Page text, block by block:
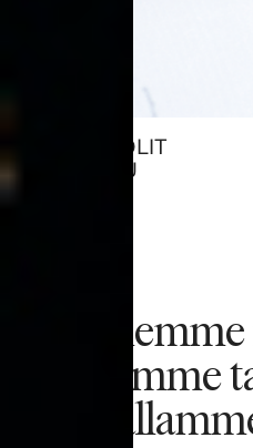
KAIKKI ROOLIT
→ TUTUSTU
ja